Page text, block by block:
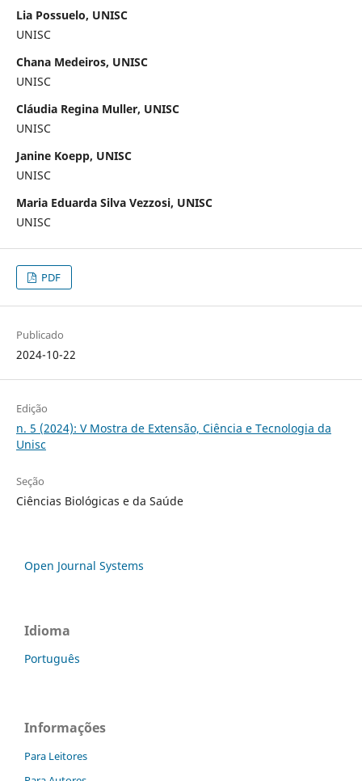
Lia Possuelo, UNISC
UNISC
Chana Medeiros, UNISC
UNISC
Cláudia Regina Muller, UNISC
UNISC
Janine Koepp, UNISC
UNISC
Maria Eduarda Silva Vezzosi, UNISC
UNISC
PDF
Publicado
2024-10-22
Edição
n. 5 (2024): V Mostra de Extensão, Ciência e Tecnologia da
Unisc
Seção
Ciências Biológicas e da Saúde
Open Journal Systems
Idioma
Português
Informações
Para Leitores